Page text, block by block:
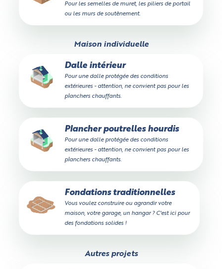
Pour les semelles de muret, les piliers de portail
ou les murs de soutènement.
Maison individuelle
Dalle intérieur
Pour une dalle protégée des conditions
extérieures - attention, ne convient pas pour les
planchers chauffants.
Plancher poutrelles hourdis
Pour une dalle protégée des conditions
extérieures - attention, ne convient pas pour les
planchers chauffants.
Fondations traditionnelles
Vous voulez construire ou agrandir votre
maison, votre garage, un hangar ? C'est ici pour
des fondations solides !
Autres projets